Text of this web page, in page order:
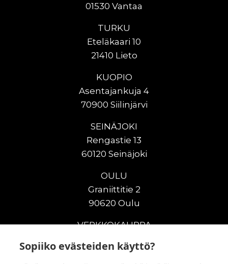
Sopiiko evästeiden käyttö?
01530 Vantaa
TURKU
Eteläkaari 10
21410 Lieto
KUOPIO
Asentajankuja 4
70900 Siilinjärvi
SEINÄJOKI
Rengastie 13
60120 Seinäjoki
OULU
Graniittitie 2
90620 Oulu
VERKKOKAUPPA
Uudet maanrakennuskoneet